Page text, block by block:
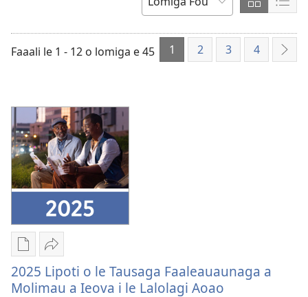
SORT
Faatulaga
le
Grid
le
List
Faaali le 1 - 12 o lomiga e 45 1 2 3 4
Vaega
e
kopi
Lafo
Atu
2025
2025 Lipoti o le Tausaga Faaleauaunaga a
Molimau a Ieova i le Lalolagi Aoao